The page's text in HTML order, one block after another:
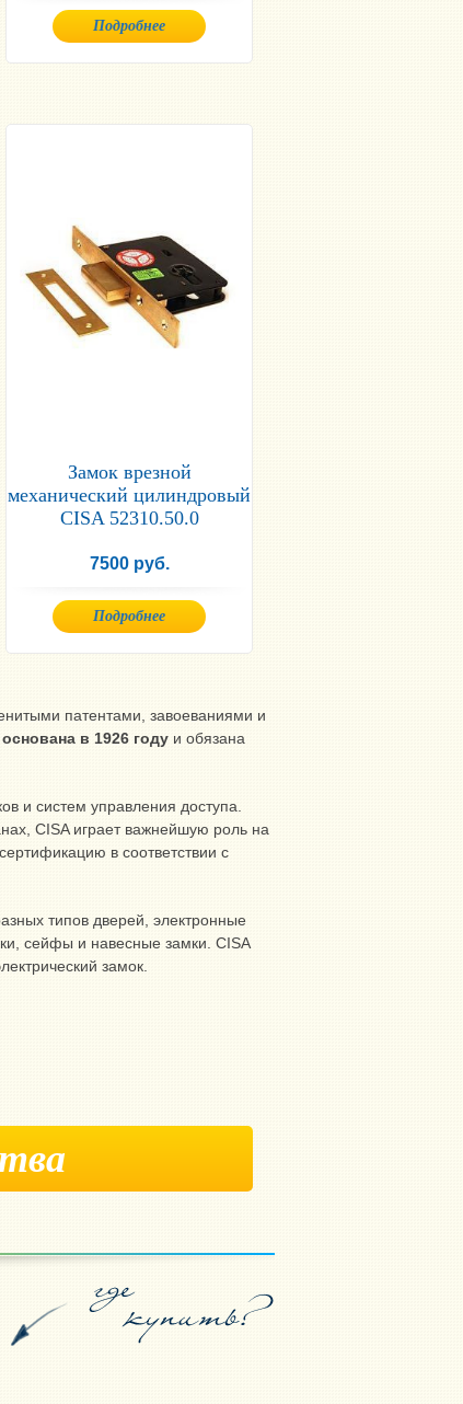
Подробнее
Замок врезной
механический цилиндровый
CISA 52310.50.0
7500 руб.
Подробнее
патентами, завоеваниями и
основана в 1926 году и обязана
и систем управления доступа.
CISA играет важнейшую роль на
в соответствии с
типов дверей, электронные
сейфы и навесные замки. CISA
замок.